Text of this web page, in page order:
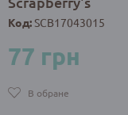
Код:SCB17043015
77 грн
В обране